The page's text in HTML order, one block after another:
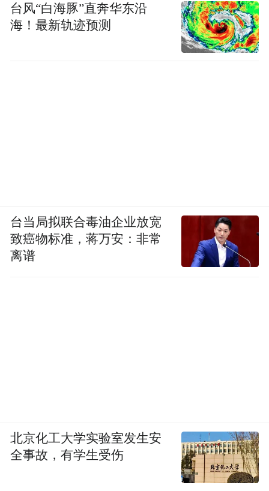
台风“白海豚”直奔华东沿
海！最新轨迹预测
台当局拟联合毒油企业放宽
致癌物标准，蒋万安：非常
离谱
北京化工大学实验室发生安
全事故，有学生受伤